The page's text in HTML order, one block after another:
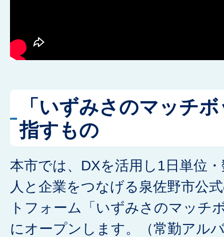
「いずみさのマッチ
指すもの
本市では、DXを活用し1日単位
人と企業をつなげる泉佐野市公
トフォーム「いずみさのマッチ
にオープンします。（常勤アル